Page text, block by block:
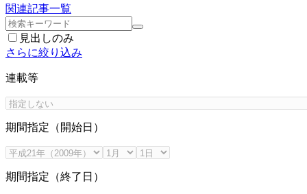
関連記事一覧
見出しのみ
さらに絞り込み
連載等
期間指定（開始日）
期間指定（終了日）